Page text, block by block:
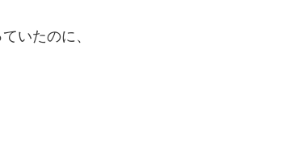
いたのに、